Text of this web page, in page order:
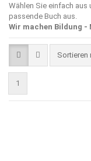
Wählen Sie einfach
passende Buch aus.
Wir machen Bildung -
Sortieren
Sortieren
1